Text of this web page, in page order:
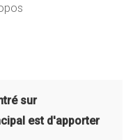
sur
est d'apporter